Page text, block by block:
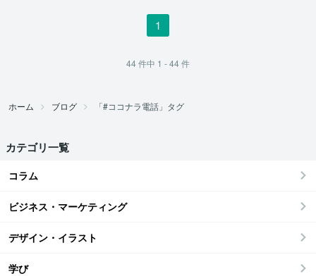
1
44件中 1 - 44件
ホーム ブログ 「#ココナラ電話」タグ
カテゴリ一覧
コラム
ビジネス・マーケティング
デザイン・イラスト
学び